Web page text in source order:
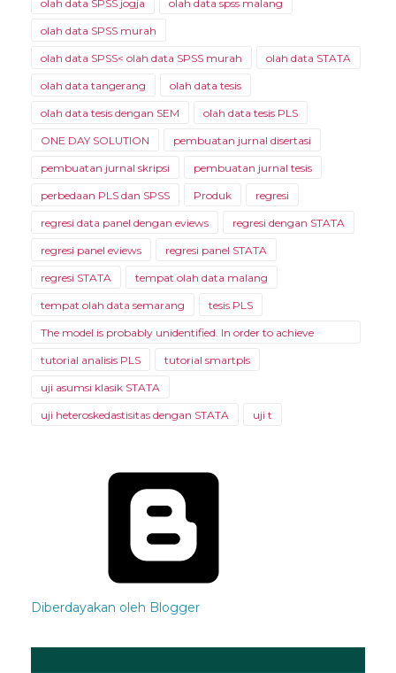
olah data SPSS jogja olah data spss malang
olah data SPSS murah
olah data SPSS< olah data SPSS murah olah data STATA
olah data tangerang olah data tesis
olah data tesis dengan SEM olah data tesis PLS
ONE DAY SOLUTION pembuatan jurnal disertasi
pembuatan jurnal skripsi pembuatan jurnal tesis
perbedaan PLS dan SPSS Produk regresi
regresi data panel dengan eviews regresi dengan STATA
regresi panel eviews regresi panel STATA
regresi STATA tempat olah data malang
tempat olah data semarang tesis PLS
The model is probably unidentified. In order to achieve
identifiability
tutorial analisis PLS tutorial smartpls
uji asumsi klasik STATA
uji heteroskedastisitas dengan STATA uji t
Diberdayakan oleh Blogger